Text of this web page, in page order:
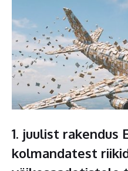
1. juulist rakendus
kolmandatest